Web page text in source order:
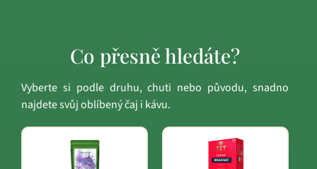
Co přesně hledáte?
Vyberte si podle druhu, chuti nebo původu, snadno
najdete svůj oblíbený čaj i kávu.